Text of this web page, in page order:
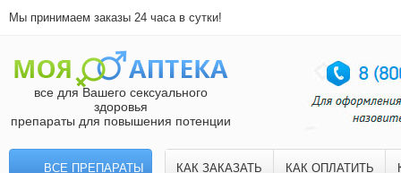
Мы принимаем заказы 24 часа в сутки!
все для Вашего сексуального
здоровья
препараты для повышения потенции
ВСЕ ПРЕПАРАТЫ КАК ЗАКАЗАТЬ КАК ОПЛАТИТЬ